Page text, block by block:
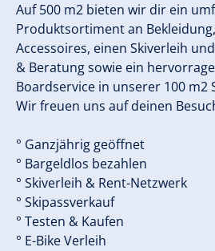
Auf 500 m2 bieten wir dir ein
Produktsortiment an
Accessoires, einen Skiverleih
& Beratung sowie ein
Boardservice in unserer 100 m2
Wir freuen uns auf deinen
° Ganzjährig geöffnet
° Bargeldlos bezahlen
° Skiverleih & Rent-Netzwerk
° Skipassverkauf
° Testen & Kaufen
° E-Bike Verleih